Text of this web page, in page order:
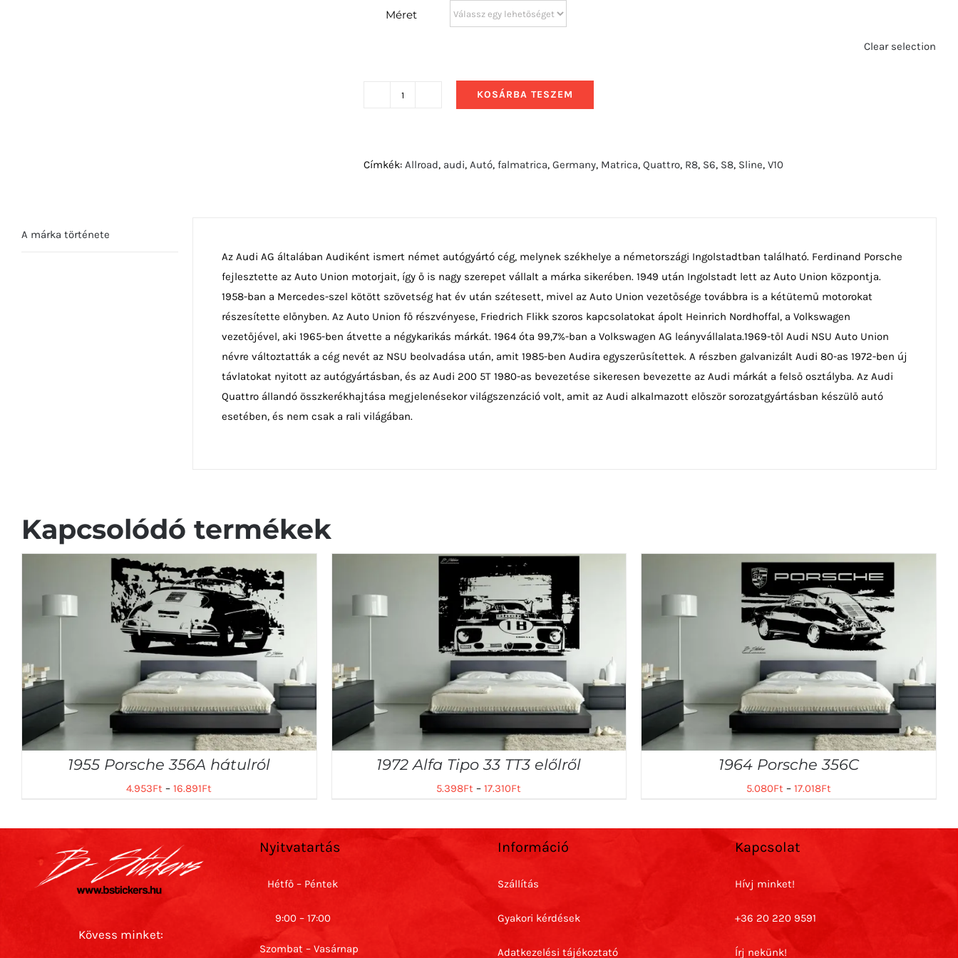
Méret
Clear selection
mennyiség
KOSÁRBA TESZEM
Címkék: Allroad, audi, Autó, falmatrica, Germany, Matrica, Quattro, R8, S6, S8, Sline, V10
A márka története
Az Audi AG általában Audiként ismert német autógyártó cég, melynek székhelye a németországi Ingolstadtban található. Ferdinand Porsche
fejlesztette az Auto Union motorjait, így ő is nagy szerepet vállalt a márka sikerében. 1949 után Ingolstadt lett az Auto Union központja.
1958-ban a Mercedes-szel kötött szövetség hat év után szétesett, mivel az Auto Union vezetősége továbbra is a kétütemű motorokat
részesítette előnyben. Az Auto Union fő részvényese, Friedrich Flikk szoros kapcsolatokat ápolt Heinrich Nordhoffal, a Volkswagen
vezetőjével, aki 1965-ben átvette a négykarikás márkát. 1964 óta 99,7%-ban a Volkswagen AG leányvállalata.1969-től Audi NSU Auto Union
névre változtatták a cég nevét az NSU beolvadása után, amit 1985-ben Audira egyszerűsítettek. A részben galvanizált Audi 80-as 1972-ben új
távlatokat nyitott az autógyártásban, és az Audi 200 5T 1980-as bevezetése sikeresen bevezette az Audi márkát a felső osztályba. Az Audi
Quattro állandó összkerékhajtása megjelenésekor világszenzáció volt, amit az Audi alkalmazott először sorozatgyártásban készülő autó
esetében, és nem csak a rali világában.
Kapcsolódó termékek
1955 Porsche 356A hátulról
4.953Ft –16.891Ft
1972 Alfa Tipo 33 TT3 előlről
5.398Ft –17.310Ft
1964 Porsche 356C
5.080Ft –17.018Ft
Kövess minket:
Nyitvatartás
Hétfő – Péntek
9:00 – 17:00
Szombat – Vasárnap
Információ
Szállítás
Gyakori kérdések
Adatkezelési tájékoztató
Kapcsolat
Hívj minket!
+36 20 220 9591
Írj nekünk!